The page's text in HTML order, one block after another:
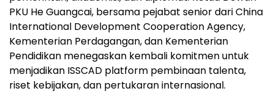
PKU He Guangcai, bersama pejabat senior dari China
International Development Cooperation Agency,
Kementerian Perdagangan, dan Kementerian
Pendidikan menegaskan kembali komitmen untuk
menjadikan ISSCAD platform pembinaan talenta,
riset kebijakan, dan pertukaran internasional.